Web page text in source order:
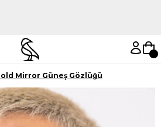
Mirror Güneş Gözlüğü